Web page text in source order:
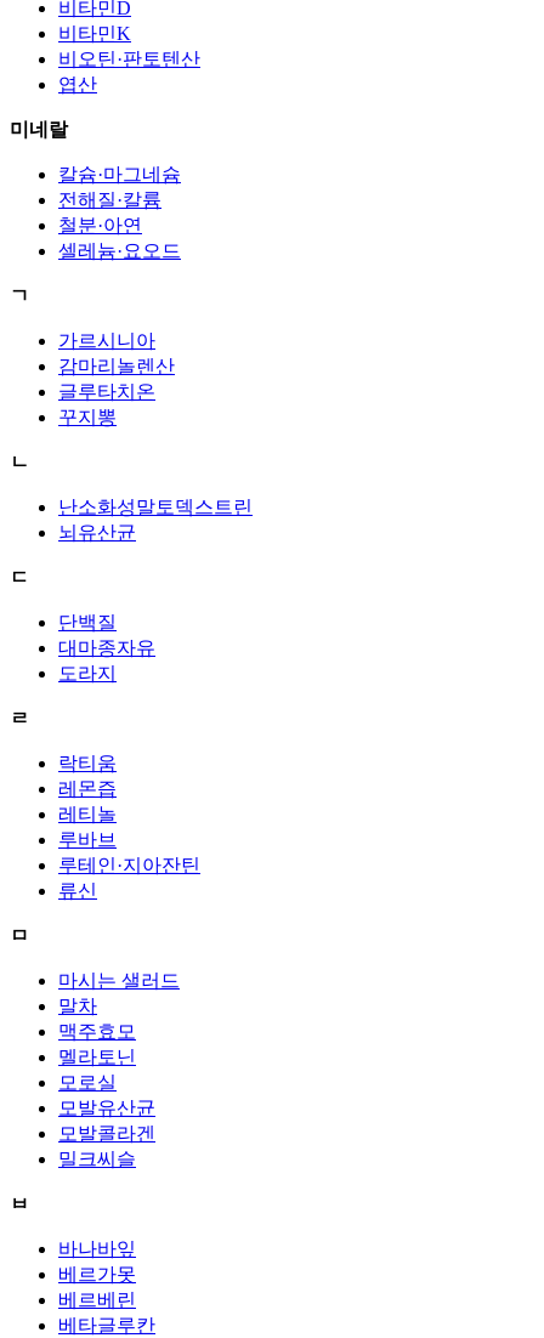
비타민D
비타민K
비오틴·판토텐산
엽산
미네랄
칼슘·마그네슘
전해질·칼륨
철분·아연
셀레늄·요오드
ㄱ
가르시니아
감마리놀렌산
글루타치온
꾸지뽕
ㄴ
난소화성말토덱스트린
뇌유산균
ㄷ
단백질
대마종자유
도라지
ㄹ
락티움
레몬즙
레티놀
루바브
루테인·지아잔틴
류신
ㅁ
마시는 샐러드
말차
맥주효모
멜라토닌
모로실
모발유산균
모발콜라겐
밀크씨슬
ㅂ
바나바잎
베르가못
베르베린
베타글루칸